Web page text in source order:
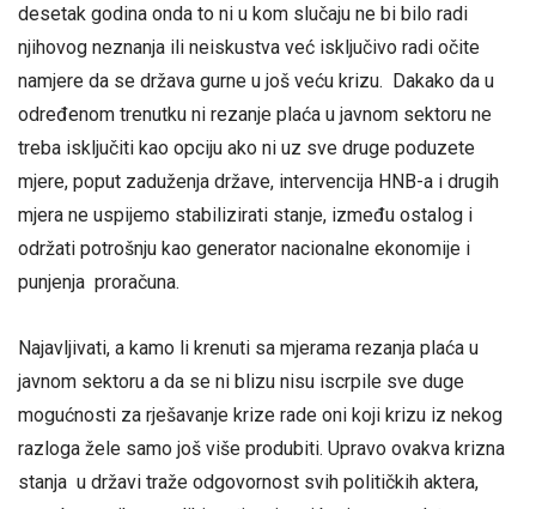
desetak godina onda to ni u kom slučaju ne bi bilo radi
njihovog neznanja ili neiskustva već isključivo radi očite
namjere da se država gurne u još veću krizu. Dakako da u
određenom trenutku ni rezanje plaća u javnom sektoru ne
treba isključiti kao opciju ako ni uz sve druge poduzete
mjere, poput zaduženja države, intervencija HNB-a i drugih
mjera ne uspijemo stabilizirati stanje, između ostalog i
održati potrošnju kao generator nacionalne ekonomije i
punjenja proračuna.
Najavljivati, a kamo li krenuti sa mjerama rezanja plaća u
javnom sektoru a da se ni blizu nisu iscrpile sve duge
mogućnosti za rješavanje krize rade oni koji krizu iz nekog
razloga žele samo još više produbiti. Upravo ovakva krizna
stanja u državi traže odgovornost svih političkih aktera,